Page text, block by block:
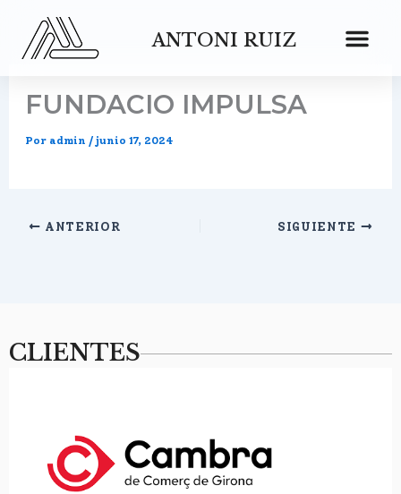
contenido
ANTONI RUIZ
FUNDACIO IMPULSA
Por admin / junio 17, 2024
ANTERIOR SIGUIENTE
CLIENTES